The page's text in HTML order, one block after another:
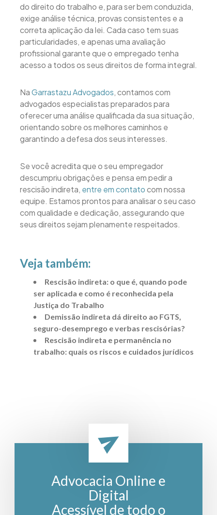
do direito do trabalho e, para ser bem conduzida,
exige análise técnica, provas consistentes e a
correta aplicação da lei. Cada caso tem suas
particularidades, e apenas uma avaliação
profissional garante que o empregado tenha
acesso a todos os seus direitos de forma integral.
NaGarrastazu Advogados, contamos com
advogados especialistas preparados para
oferecer uma análise qualificada da sua situação,
orientando sobre os melhores caminhos e
garantindo a defesa dos seus interesses.
Se você acredita que o seu empregador
descumpriu obrigações e pensa em pedir a
rescisão indireta, entre em contatocom nossa
equipe. Estamos prontos para analisar o seu caso
com qualidade e dedicação, assegurando que
seus direitos sejam plenamente respeitados.
Veja também:
Rescisão indireta: o que é, quando pode
ser aplicada e como é reconhecida pela
Justiça do Trabalho
Demissão indireta dá direito ao FGTS,
seguro-desemprego e verbas rescisórias?
Rescisão indireta e permanência no
trabalho: quais os riscos e cuidados jurídicos
Advocacia Online e
Digital
Acessível de todo o